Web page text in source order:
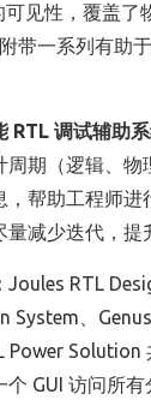
见性，覆盖了
带一系列有助
RTL 调试辅助系
周期（逻辑、物
，帮助工程师进
减少迭代，提
Joules RTL
System、Genus
Power Solution
个 GUI 访问所有